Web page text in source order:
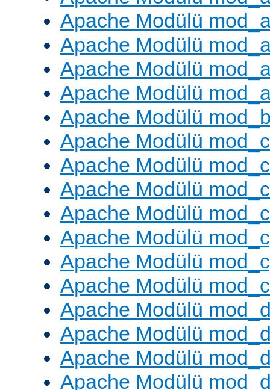
Apache Modülü
Apache Modülü
Apache Modülü
Apache Modülü
Apache Modülü
Apache Modülü
Apache Modülü
Apache Modülü
Apache Modülü
Apache Modülü
Apache Modülü
Apache Modülü
Apache Modülü
Apache Modülü
Apache Modülü
Apache Modülü